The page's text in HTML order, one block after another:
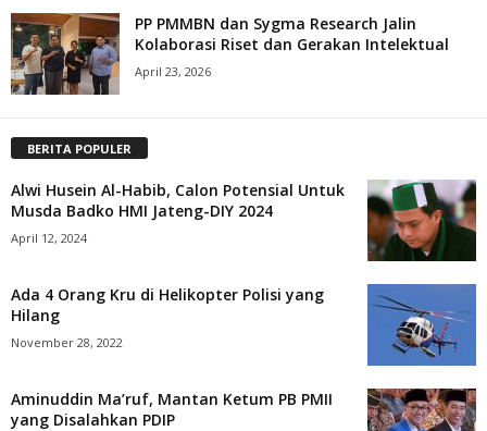
PP PMMBN dan Sygma Research Jalin
Kolaborasi Riset dan Gerakan Intelektual
April 23, 2026
BERITA POPULER
Alwi Husein Al-Habib, Calon Potensial Untuk
Musda Badko HMI Jateng-DIY 2024
April 12, 2024
Ada 4 Orang Kru di Helikopter Polisi yang
Hilang
November 28, 2022
Aminuddin Ma’ruf, Mantan Ketum PB PMII
yang Disalahkan PDIP